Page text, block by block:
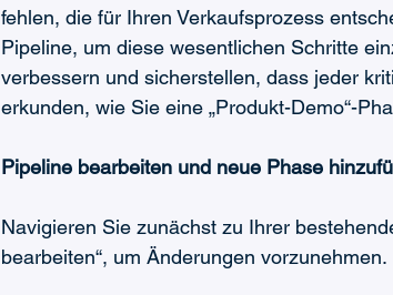
fehlen, die für Ihren Verkaufsprozess
Pipeline, um diese wesentlichen Schritte
verbessern und sicherstellen, dass jeder
erkunden, wie Sie eine „Produkt-Demo“-
Pipeline bearbeiten und neue Phase
Navigieren Sie zunächst zu Ihrer
bearbeiten“, um Änderungen vorzunehmen.